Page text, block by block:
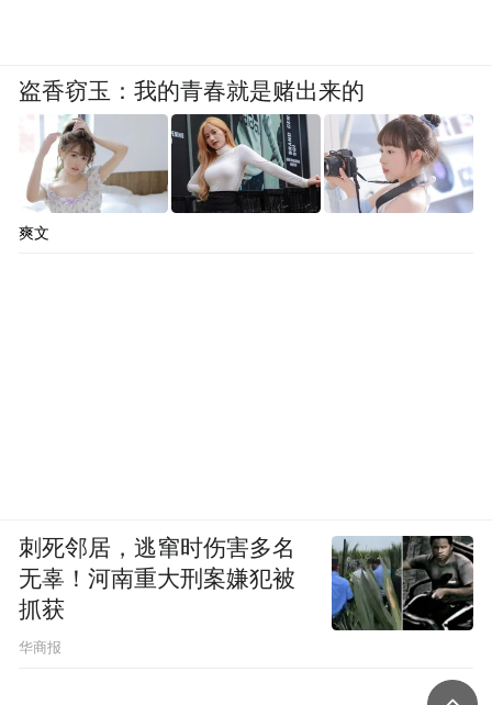
盗香窃玉：我的青春就是赌出来的
爽文
刺死邻居，逃窜时伤害多名
无辜！河南重大刑案嫌犯被
抓获
华商报